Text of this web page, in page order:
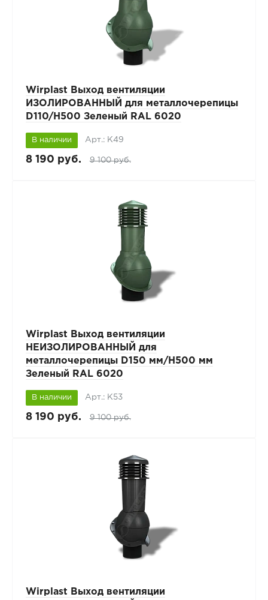
Wirplast Выход вентиляции
ИЗОЛИРОВАННЫЙ для металлочерепицы
D110/H500 Зеленый RAL 6020
В наличии Арт.: К49
8 190 руб. 9 100 руб.
Wirplast Выход вентиляции
НЕИЗОЛИРОВАННЫЙ для
металлочерепицы D150 мм/H500 мм
Зеленый RAL 6020
В наличии Арт.: К53
8 190 руб. 9 100 руб.
Wirplast Выход вентиляции